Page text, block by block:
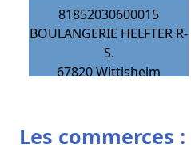
81852030600015
BOULANGERIE HELFTER R-
S.
67820Wittisheim
Les commerces :